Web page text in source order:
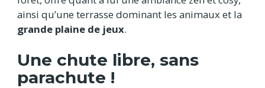
ainsi qu’une terrasse dominant les animaux et la
grande plaine de jeux.
Une chute libre, sans
parachute !